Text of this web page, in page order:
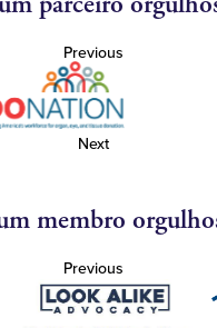
Previous
Next
membro
Previous